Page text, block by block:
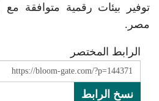
توفير بيئات رقمية متوافقة مع
مصر.
الرابط المختصر
نسخ الرابط